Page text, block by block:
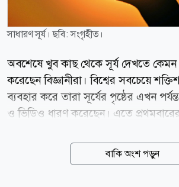
সাধারণ সূর্য। ছবি: সংগৃহীত।
অবশেষে খুব কাছ থেকে সূর্য দেখতে কেমন
করেছেন বিজ্ঞানীরা। বিশ্বের সবচেয়ে
ব্যবহার করে তারা সূর্যের পৃষ্ঠের এখন
ও ভিডিও ধারণ করেছেন। এতে
জানান, সূর্যের ভেতরের অত্যন্ত উত্তপ্ত
এর চৌম্বক ক্ষেত্র ক্রমাগত মোচড় খায়
বাকি অংশ পড়ুন